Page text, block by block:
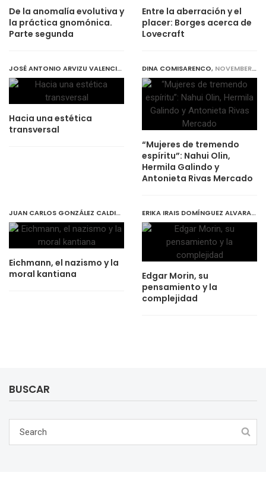
De la anomalía evolutiva y
la práctica gnomónica.
Parte segunda
Entre la aberración y el
placer: Borges acerca de
Lovecraft
JOSÉ ANTONIO ARVIZU VALENCIA NOVEMBER 30, 2019
Hacia una estética
transversal
DINA COMISARENCO, NOVEMBER 30, 2019
“Mujeres de tremendo
espíritu”: Nahui Olin,
Hermila Galindo y
Antonieta Rivas Mercado
JUAN CARLOS GONZÁLEZ CALDITO DECEMBER 1, 2019
Eichmann, el nazismo y la
moral kantiana
ERIKA IRAIS DOMÍNGUEZ ALVARADO
Edgar Morin, su
pensamiento y la
complejidad
BUSCAR